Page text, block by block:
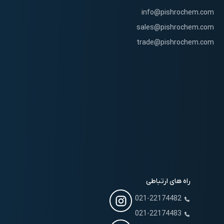
info@pishrochem.com
sales@pishrochem.com
trade@pishrochem.com
راه های ارتباطی
021-22174482
021-22174483